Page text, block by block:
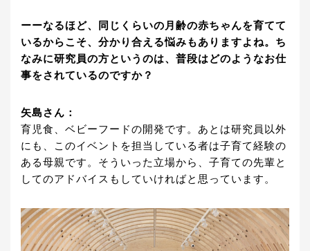
ーーなるほど、同じくらいの月齢の赤ちゃんを育てて
いるからこそ、分かり合える悩みもありますよね。ち
なみに研究員の方というのは、普段はどのようなお仕
事をされているのですか？
矢島さん：
育児食、ベビーフードの開発です。あとは研究員以外
にも、このイベントを担当している者は子育て経験の
ある母親です。そういった立場から、子育ての先輩と
してのアドバイスもしていければと思っています。